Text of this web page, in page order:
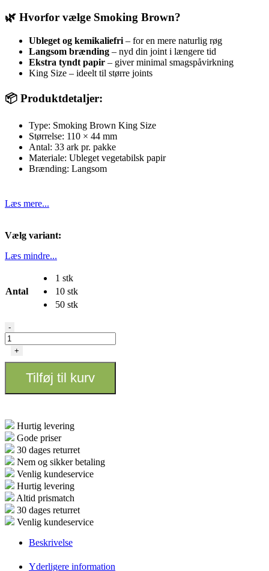
🌿 Hvorfor vælge Smoking Brown?
Ubleget og kemikaliefri – for en mere naturlig røg
Langsom brænding – nyd din joint i længere tid
Ekstra tyndt papir – giver minimal smagspåvirkning
King Size – ideelt til større joints
📦 Produktdetaljer:
Type: Smoking Brown King Size
Størrelse: 110 × 44 mm
Antal: 33 ark pr. pakke
Materiale: Ubleget vegetabilsk papir
Brænding: Langsom
Læs mere...
Vælg variant:
Læs mindre...
Antal
1 stk
10 stk
50 stk
Smoking
Brown
antal
-
+
Tilføj til kurv
Hurtig levering
Gode priser
30 dages returret
Nem og sikker betaling
Venlig kundeservice
Hurtig levering
Altid prismatch
30 dages returret
Venlig kundeservice
Beskrivelse
Yderligere information